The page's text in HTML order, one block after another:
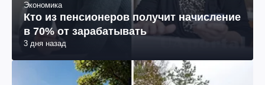
Экономика
Кто из пенсионеров получит начисление
в 70% от зарабатывать
3 дня назад